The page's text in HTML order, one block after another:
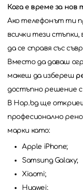
Кога е време за нов
Ако телефонът ти
всички тези
да се справя със
Вместо да даваш
можеш да избереш
достъпно решение
В Hop.bg ще
професионално
марки като:
Apple iPhone;
Samsung Galaxy;
Xiaomi;
Huawei;